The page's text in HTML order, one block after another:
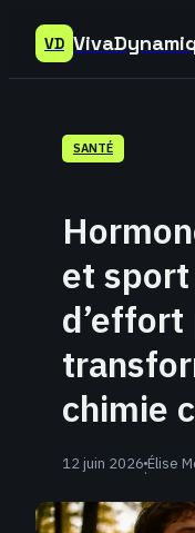
VD
SANTÉ
et
chimie
12 juin 2026·Élise